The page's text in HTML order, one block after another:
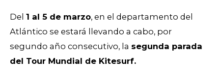
Del 1 al 5 de marzo, en el departamento del
Atlántico se estará llevando a cabo, por
segundo año consecutivo, la segunda parada
del Tour Mundial de Kitesurf.